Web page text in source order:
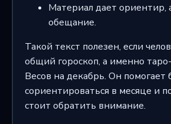
Материал дает ориентир,
обещание.
Такой текст полезен, если
общий гороскоп, а именно
Весов на декабрь. Он помогает
сориентироваться в месяце и
стоит обратить внимание.